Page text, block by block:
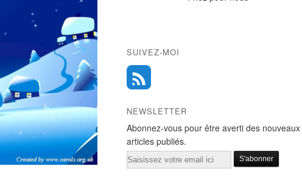
SUIVEZ-MOI
NEWSLETTER
Abonnez-vous pour être averti des nouveaux
articles publiés.
Email